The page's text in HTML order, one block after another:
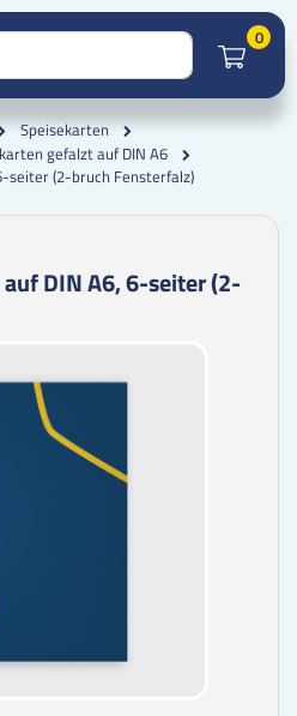
0
Speisekarten
gefalzt auf DIN A6
seiter (2-bruch Fensterfalz)
DIN A6, 6-seiter (2-